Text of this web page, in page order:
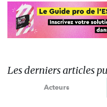
Les derniers articles
Acteurs